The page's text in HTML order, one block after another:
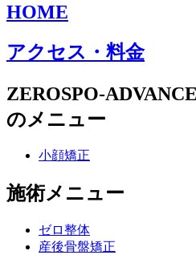
HOME
アクセス・料金
ZEROSPO-
のメニュー
小顔矯正
施術メニュー
ゼロ整体
産後骨盤矯正